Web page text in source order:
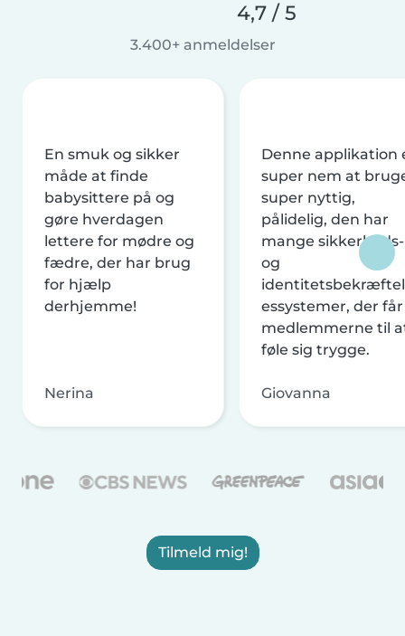
4,7 / 5
3.400+ anmeldelser
En smuk og sikker
måde at finde
babysittere på og
gøre hverdagen
lettere for mødre og
fædre, der har brug
for hjælp
derhjemme!
Nerina
Denne applikation
super nem at
super nyttig,
pålidelig, den har
mange sikkerheds-
og
essystemer, der får
medlemmerne til
føle sig trygge.
Giovanna
Tilmeld mig!